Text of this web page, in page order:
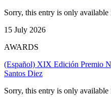
Sorry, this entry is only available
15 July 2026
AWARDS
(Español) XIX Edición Premio
Santos Diez
Sorry, this entry is only available